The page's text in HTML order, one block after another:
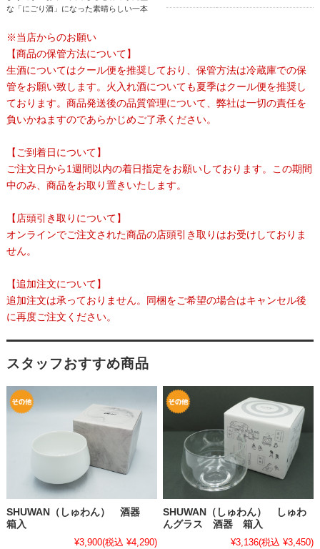
な「にごり酒」になった素晴らしい一本
※当店からのお願い
【商品の保管方法について】
生酒についてはクール便を推奨しており、保管方法は冷蔵庫での保
管をお願い致します。火入れ酒についても夏季はクール便を推奨し
ております。商品発送後の品質管理について、弊社は一切の責任を
負いかねますのであらかじめご了承ください。
【ご到着日について】
ご注文日から1週間以内の着日指定をお願いしております。この期間
中のみ、商品をお取り置きいたします。
【店頭引き取りについて】
オンラインでご注文された商品の店頭引き取りはお受けしておりま
せん。
【追加注文について】
追加注文は承っておりません。同梱をご希望の場合はキャンセル後
に再度ご注文ください。
スタッフおすすめ商品
SHUWAN（しゅわん） 酒器
箱入
¥3,900(税込 ¥4,290)
SHUWAN（しゅわん） しゅわ
んグラス 酒器 箱入
¥3,136(税込 ¥3,450)